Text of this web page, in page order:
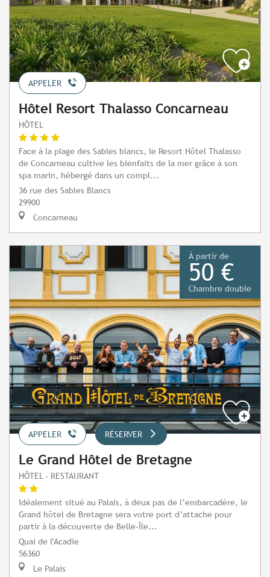
APPELER
Hôtel Resort Thalasso Concarneau
HÔTEL
Face à la plage des Sables blancs, le Resort Hôtel Thalasso
de Concarneau cultive les bienfaits de la mer grâce à son
spa marin, hébergé dans un compl...
36 rue des Sables Blancs
29900
Concarneau
À partir de
50 €
Chambre double
APPELER RÉSERVER
Le Grand Hôtel de Bretagne
HÔTEL - RESTAURANT
Idéalement situé au Palais, à deux pas de l’embarcadère, le
Grand hôtel de Bretagne sera votre port d’attache pour
partir à la découverte de Belle-Île...
Quai de l'Acadie
56360
Le Palais